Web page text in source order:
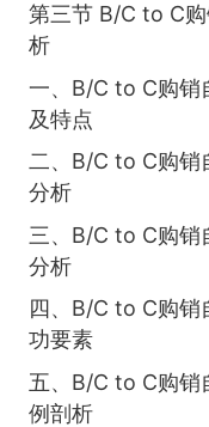
第三节 B/C to C
析
一、B/C to C购销
及特点
二、B/C to C购销
分析
三、B/C to C购销
分析
四、B/C to C购销
功要素
五、B/C to C购销
例剖析